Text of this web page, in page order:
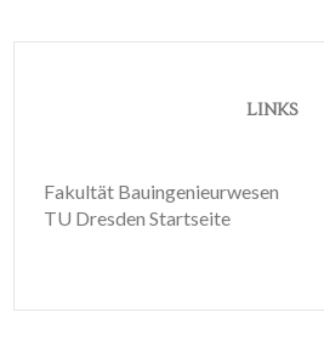
LINKS
Fakultät Bauingenieurwesen
TU Dresden Startseite